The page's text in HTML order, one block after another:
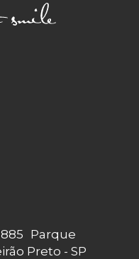
Parque
Preto - SP